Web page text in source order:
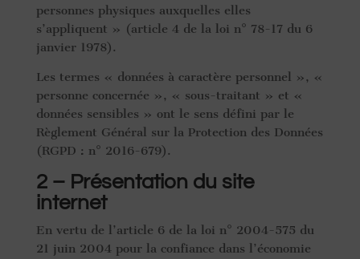
personnes physiques auxquelles elles
s’appliquent » (article 4 de la loi n° 78-17 du 6
janvier 1978).
Les termes « données à caractère personnel », «
personne concernée », « sous-traitant » et «
données sensibles » ont le sens défini par le
Règlement Général sur la Protection des Données
(RGPD : n° 2016-679).
2 – Présentation du site
internet
En vertu de l’article 6 de la loi n° 2004-575 du
21 juin 2004 pour la confiance dans l’économie